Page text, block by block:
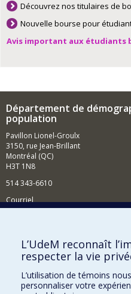
Découvrez nos titulaires de
Nouvelle bourse pour
Avis important aux étudiants
Département de
population
Pavillon Lionel-Groulx
3150, rue Jean-Brillant
Montréal (QC)
H3T 1N8
514 343-6610
Courriel
Comment soutenir le
BESOIN D'AIDE?
Plan du site
L’UdeM reconnaît
respecter la vie
L’utilisation de témoins
personnaliser votre